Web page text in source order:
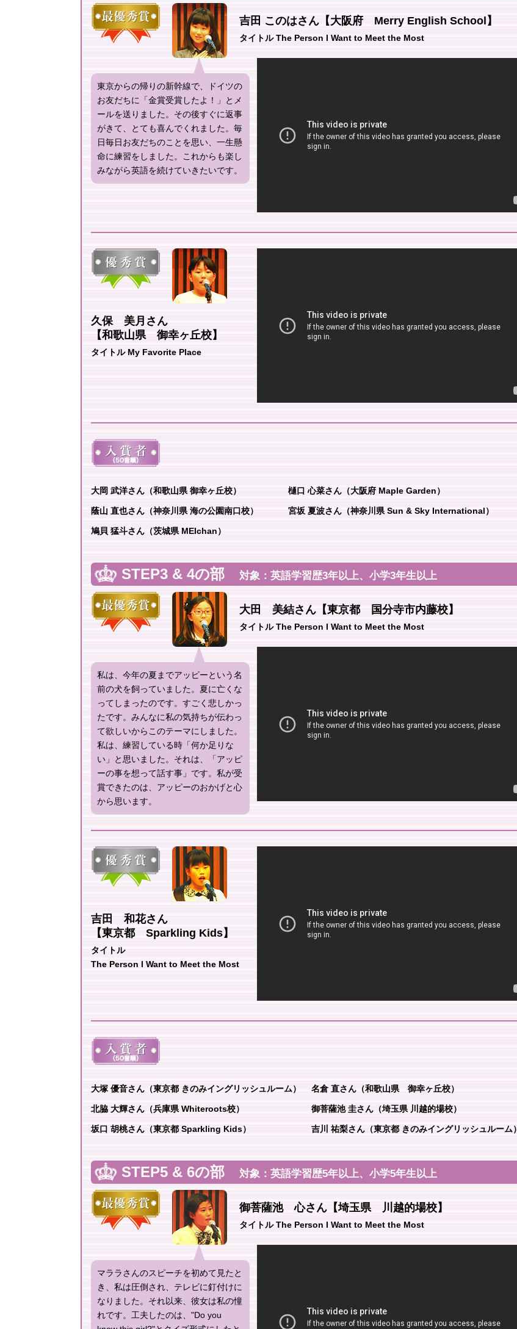
吉田 このはさん【大阪府 Merry English School】
タイトル The Person I Want to Meet the Most
東京からの帰りの新幹線で、ドイツの
お友だちに「金賞受賞したよ！」とメ
ールを送りました。その後すぐに返事
がきて、とても喜んでくれました。毎
日毎日お友だちのことを思い、一生懸
命に練習をしました。これからも楽し
みながら英語を続けていきたいです。
久保 美月さん
【和歌山県 御幸ヶ丘校】
タイトル My Favorite Place
大岡 武洋さん（和歌山県 御幸ヶ丘校） 樋口 心菜さん（大阪府 Maple Garden）
蔭山 直也さん（神奈川県 海の公園南口校） 宮坂 夏波さん（神奈川県 Sun & Sky International）
鳩貝 猛斗さん（茨城県 MEIchan）
STEP3 & 4の部 対象：英語学習歴3年以上、小学3年生以上
大田 美結さん【東京都 国分寺市内藤校】
タイトル The Person I Want to Meet the Most
私は、今年の夏までアッピーという名
前の犬を飼っていました。夏に亡くな
ってしまったのです。すごく悲しかっ
たです。みんなに私の気持ちが伝わっ
て欲しいからこのテーマにしました。
私は、練習している時「何か足りな
い」と思いました。それは、「アッピ
ーの事を想って話す事」です。私が受
賞できたのは、アッピーのおかげと心
から思います。
吉田 和花さん
【東京都 Sparkling Kids】
タイトル
The Person I Want to Meet the Most
大塚 優音さん（東京都 きのみイングリッシュルーム） 名倉 直さん（和歌山県 御幸ヶ丘校）
北脇 大輝さん（兵庫県 Whiteroots校） 御菩薩池 圭さん（埼玉県 川越的場校）
坂口 胡桃さん（東京都 Sparkling Kids） 吉川 祐梨さん（東京都 きのみイングリッシュルーム）
STEP5 & 6の部 対象：英語学習歴5年以上、小学5年生以上
御菩薩池 心さん【埼玉県 川越的場校】
タイトル The Person I Want to Meet the Most
マララさんのスピーチを初めて見たと
き、私は圧倒され、テレビに釘付けに
なりました。それ以来、彼女は私の憧
れです。工夫したのは、"Do you